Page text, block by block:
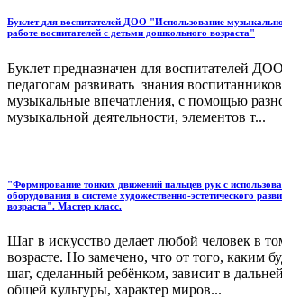
Буклет для воспитателей ДОО "Использование
работе воспитателей с детьми дошкольного возраста"
Буклет предназначен для воспитателей
педагогам развивать знания
музыкальные впечатления, с помощью
музыкальной деятельности, элементов т...
"Формирование тонких движений пальцев рук с
оборудования в системе художественно-эстетического
возраста". Мастер класс.
Шаг в искусство делает любой человек в
возрасте. Но замечено, что от того, каким
шаг, сделанный ребёнком, зависит в
общей культуры, характер миров...